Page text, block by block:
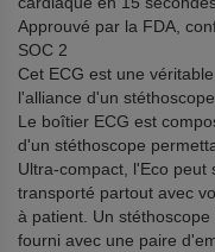
Approuvé par la FDA,
SOC 2
Cet ECG est une
l'alliance d'un
Le boîtier ECG est
d'un stéthoscope
Ultra-compact, l'Eco peut
transporté partout avec
à patient. Un
fourni avec une paire